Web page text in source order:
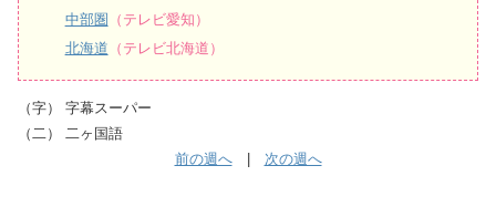
中部圏 （テレビ愛知）
北海道 （テレビ北海道）
（字） 字幕スーパー
（二） 二ヶ国語
前の週へ| 次の週へ